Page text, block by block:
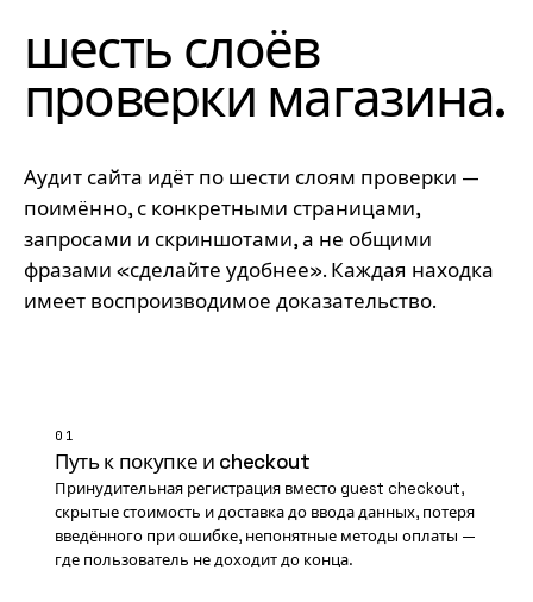
шесть слоёв
проверки магазина.
Аудит сайта идёт по шести слоям проверки —
поимённо, с конкретными страницами,
запросами и скриншотами, а не общими
фразами «сделайте удобнее». Каждая находка
имеет воспроизводимое доказательство.
01
Путь к покупке и checkout
Принудительная регистрация вместо guest checkout,
скрытые стоимость и доставка до ввода данных, потеря
введённого при ошибке, непонятные методы оплаты —
где пользователь не доходит до конца.